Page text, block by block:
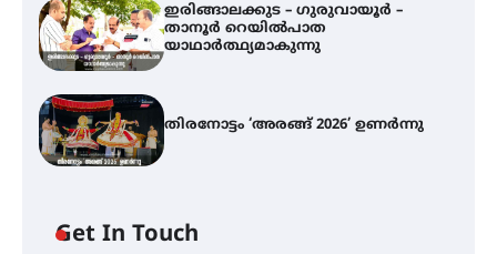
ഇരിങ്ങാലക്കുട – ഗുരുവായൂർ –
താനൂർ റെയിൽപാത
യാഥാർത്ഥ്യമാകുന്നു
തിരനോട്ടം ‘അരങ്ങ് 2026’ ഉണർന്നു
Get In Touch